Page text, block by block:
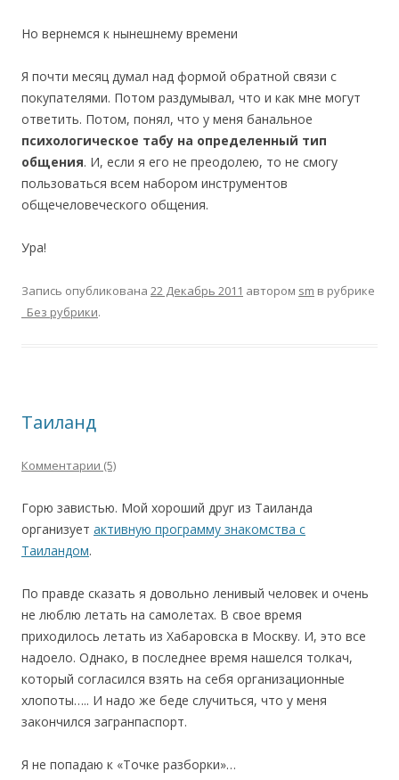
Но вернемся к нынешнему времени
Я почти месяц думал над формой обратной связи с
покупателями. Потом раздумывал, что и как мне могут
ответить. Потом, понял, что у меня банальное
психологическое табу на определенный тип
общения. И, если я его не преодолею, то не смогу
пользоваться всем набором инструментов
общечеловеческого общения.
Ура!
Запись опубликована 22 Декабрь 2011 автором sm в рубрике
_Без рубрики.
Таиланд
Комментарии (5)
Горю завистью. Мой хороший друг из Таиланда
организует активную программу знакомства с
Таиландом.
По правде сказать я довольно ленивый человек и очень
не люблю летать на самолетах. В свое время
приходилось летать из Хабаровска в Москву. И, это все
надоело. Однако, в последнее время нашелся толкач,
который согласился взять на себя организационные
хлопоты….. И надо же беде случиться, что у меня
закончился загранпаспорт.
Я не попадаю к «Точке разборки»…